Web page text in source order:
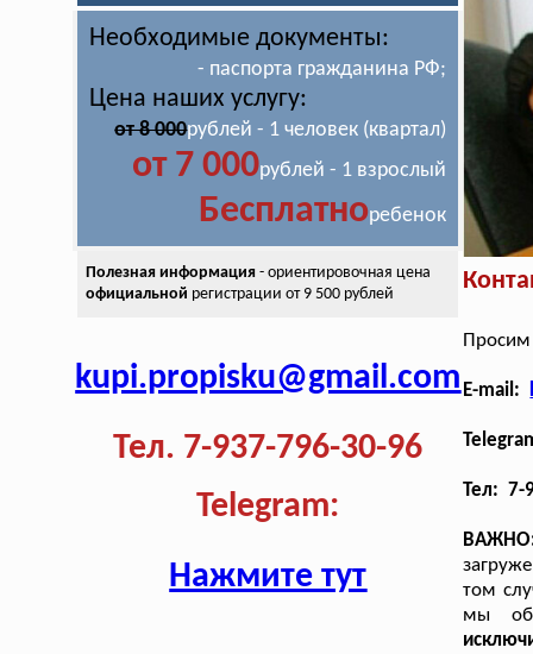
Необходимые документы:
- паспорта гражданина РФ;
Цена наших услугу:
от 8 000рублей - 1 человек (квартал)
от 7 000рублей - 1 взрослый
Бесплатноребенок
Полезная информация- ориентировочная цена
официальной регистрации от 9 500 рублей
kupi.propisku@gmail.com
Тел. 7-937-796-30-96
Telegram:
Нажмите тут
Просим
E-mail:
Тел: 7-
том
мы